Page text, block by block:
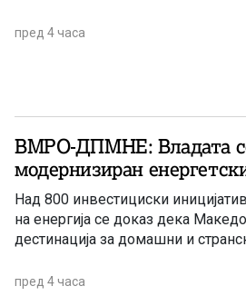
пред 4 часа
ВМРО-ДПМНЕ: Владата
модернизиран
Над 800 инвестициски
на енергија се доказ дека
дестинација за домашни и
пред 4 часа